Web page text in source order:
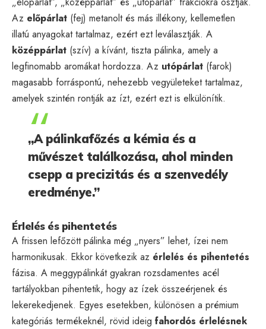
Az előpárlat (fej) metanolt és más illékony, kellemetlen
illatú anyagokat tartalmaz, ezért ezt leválasztják. A
középpárlat (szív) a kívánt, tiszta pálinka, amely a
legfinomabb aromákat hordozza. Az utópárlat (farok)
magasabb forráspontú, nehezebb vegyületeket tartalmaz,
amelyek szintén rontják az ízt, ezért ezt is elkülönítik.
„A pálinkafőzés a kémia és a
művészet találkozása, ahol minden
csepp a precizitás és a szenvedély
eredménye.”
Érlelés és pihentetés
A frissen lefőzött pálinka még „nyers” lehet, ízei nem
harmonikusak. Ekkor következik az érlelés és pihentetés
fázisa. A meggypálinkát gyakran rozsdamentes acél
tartályokban pihentetik, hogy az ízek összeérjenek és
lekerekedjenek. Egyes esetekben, különösen a prémium
kategóriás termékeknél, rövid ideig fahordós érlelésnek